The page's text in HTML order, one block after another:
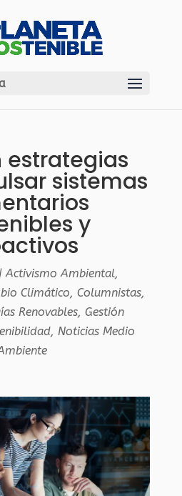
estrategias
sistemas
y
|Activismo Ambiental,
Climático,Columnistas,
Renovables,Gestión
,Noticias Medio